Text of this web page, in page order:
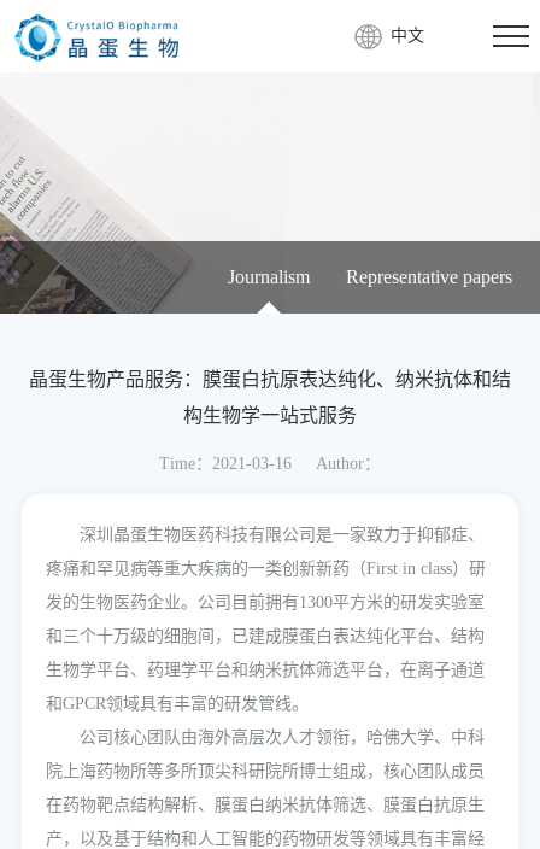
中文
Journalism Representative papers
晶蛋生物产品服务：膜蛋白抗原表达纯化、纳米抗体和结
构生物学一站式服务
Time：2021-03-16 Author：
深圳晶蛋生物医药科技有限公司是一家致力于抑郁症、
疼痛和罕见病等重大疾病的一类创新新药（First in class）研
发的生物医药企业。公司目前拥有1300平方米的研发实验室
和三个十万级的细胞间，已建成膜蛋白表达纯化平台、结构
生物学平台、药理学平台和纳米抗体筛选平台，在离子通道
和GPCR领域具有丰富的研发管线。
公司核心团队由海外高层次人才领衔，哈佛大学、中科
院上海药物所等多所顶尖科研院所博士组成，核心团队成员
在药物靶点结构解析、膜蛋白纳米抗体筛选、膜蛋白抗原生
产，以及基于结构和人工智能的药物研发等领域具有丰富经